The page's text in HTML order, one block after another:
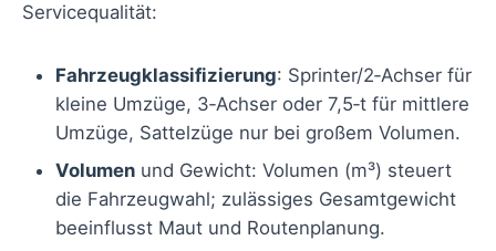
Servicequalität:
Fahrzeugklassifizierung: Sprinter/2‑Achser für
kleine Umzüge, 3‑Achser oder 7,5‑t für mittlere
Umzüge, Sattelzüge nur bei großem Volumen.
Volumen und Gewicht: Volumen (m³) steuert
die Fahrzeugwahl; zulässiges Gesamtgewicht
beeinflusst Maut und Routenplanung.